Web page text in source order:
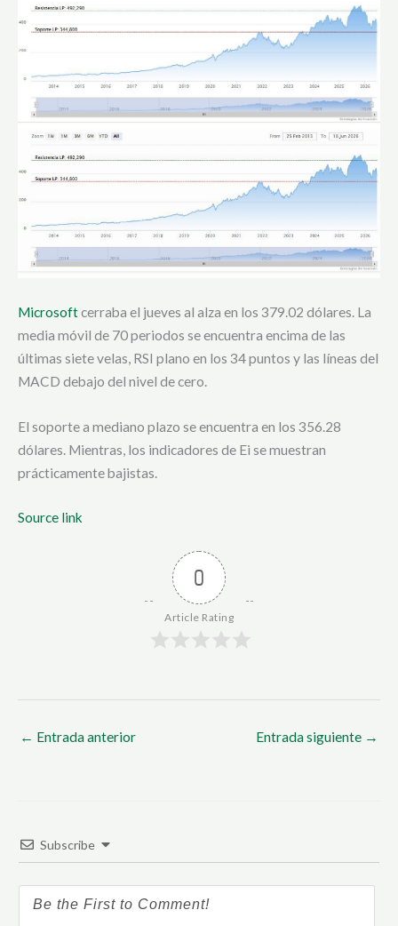
Microsoftcerraba el jueves al alza en los 379.02 dólares. La
media móvil de 70 periodos se encuentra encima de las
últimas siete velas, RSI plano en los 34 puntos y las líneas del
MACD debajo del nivel de cero.
El soporte a mediano plazo se encuentra en los 356.28
dólares. Mientras, los indicadores de Ei se muestran
prácticamente bajistas.
Source link
0
Article Rating
← Entrada anterior Entrada siguiente →
Subscribe